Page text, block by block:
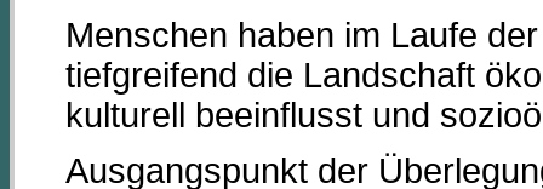
Menschen haben im Laufe
tiefgreifend die Landschaft
kulturell beeinflusst und
Ausgangspunkt der